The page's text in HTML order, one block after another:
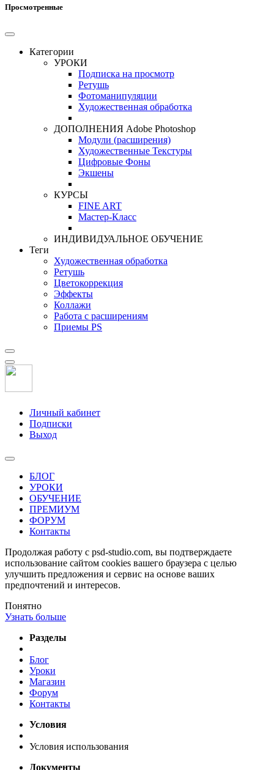
Просмотренные
Категории
УРОКИ
Подписка на просмотр
Ретушь
Фотоманипуляции
Художественная обработка
ДОПОЛНЕНИЯ Adobe Photoshop
Модули (расширения)
Художественные Текстуры
Цифровые Фоны
Экшены
КУРСЫ
FINE ART
Мастер-Класс
ИНДИВИДУАЛЬНОЕ ОБУЧЕНИЕ
Теги
Художественная обработка
Ретушь
Цветокоррекция
Эффекты
Коллажи
Работа с расширениям
Приемы PS
Личный кабинет
Подписки
Выход
БЛОГ
УРОКИ
ОБУЧЕНИЕ
ПРЕМИУМ
ФОРУМ
Контакты
Продолжая работу с psd-studio.com, вы подтверждаете
использование сайтом cookies вашего браузера с целью
улучшить предложения и сервис на основе ваших
предпочтений и интересов.
Понятно
Узнать больше
Разделы
Блог
Уроки
Магазин
Форум
Контакты
Условия
Условия использования
Документы